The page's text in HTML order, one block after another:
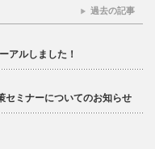
アルしました！
セミナーについてのお知らせ
過去の記事